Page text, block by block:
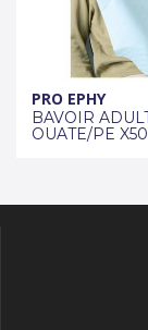
PRO EPHY
BAVOIR
OUATE/PE X50